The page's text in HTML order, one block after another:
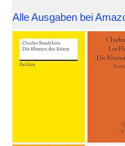
Alle Ausgaben bei